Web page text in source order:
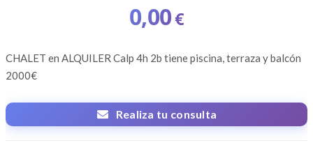
0,00€
CHALET en ALQUILER Calp 4h 2b tiene piscina, terraza y balcón
2000€
Realiza tu consulta